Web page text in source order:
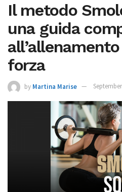
Il metodo
una guida
forza
by Martina Marise